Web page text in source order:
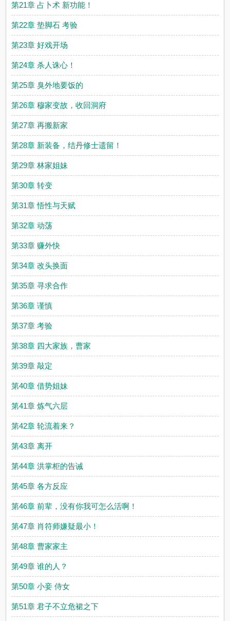
第21章 占卜术 新功能！
第22章 垫脚石 考验
第23章 好戏开场
第24章 杀人诛心！
第25章 臭外地要饭的
第26章 穆家变故，收回洞府
第27章 再搬新家
第28章 新装备，结丹修士遗留！
第29章 林家姐妹
第30章 转变
第31章 悟性与天赋
第32章 动荡
第33章 赚外快
第34章 改头换面
第35章 寻求合作
第36章 谨慎
第37章 考验
第38章 四大家族，曹家
第39章 敲定
第40章 借势姐妹
第41章 炼气六层
第42章 轮流着来？
第43章 离开
第44章 洪掌柜的告诫
第45章 各方反应
第46章 前辈，没有你我可怎么活啊！
第47章 肖符师嫌疑最小！
第48章 曹家家主
第49章 谁的人？
第50章 小妾 侍女
第51章 君子不立危裙之下